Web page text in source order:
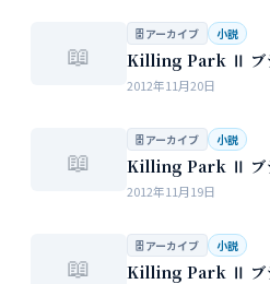
る常識。。。…
📖
🗄 アーカイブ 小説
Killing Park Ⅱ ブラ
2012年11月20日
📖
🗄 アーカイブ 小説
Killing Park Ⅱ ブラ
2012年11月19日
📖
🗄 アーカイブ 小説
Killing Park Ⅱ ブラ